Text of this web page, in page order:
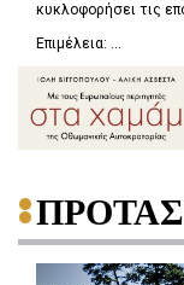
κυκλοφορήσει τις
Επιμέλεια: ...